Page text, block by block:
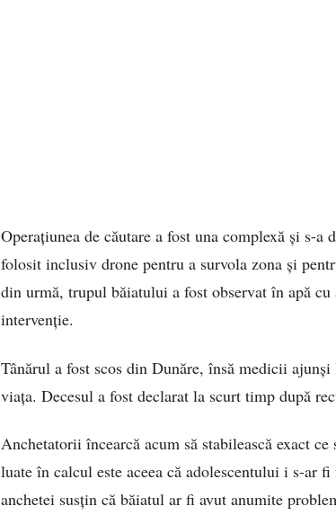
Operațiunea de căutare a fost una complexă și s-
folosit inclusiv drone pentru a survola zona și
din urmă, trupul băiatului a fost observat în apă
intervenție.
Tânărul a fost scos din Dunăre, însă medicii
viața. Decesul a fost declarat la scurt timp după
Anchetatorii încearcă acum să stabilească exact
luate în calcul este aceea că adolescentului i s-ar
anchetei susțin că băiatul ar fi avut anumite